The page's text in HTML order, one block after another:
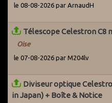
le 08-08-2026 par ArnaudH
Télescope Celestron C8
Oise
le 07-08-2026 par M204lv
Diviseur optique
in Japan) + Boîte & Notice